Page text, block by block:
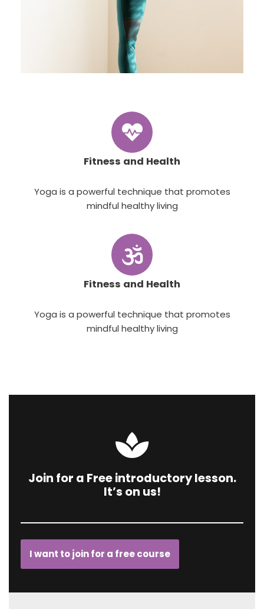
Fitness and Health
Yoga is a powerful technique that promotes
mindful healthy living
Fitness and Health
Yoga is a powerful technique that promotes
mindful healthy living
Join for a Free introductory lesson.
It’s on us!
I want to join for a free course